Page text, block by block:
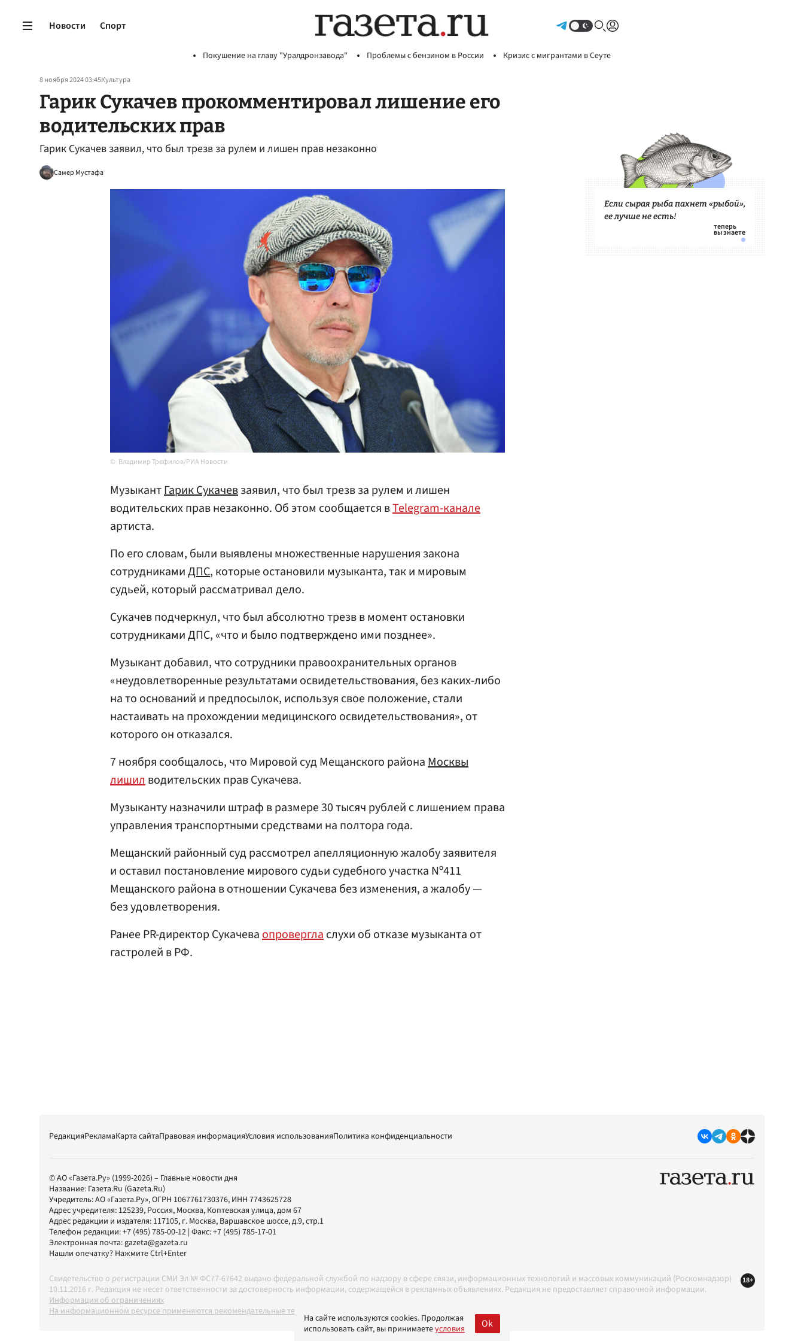
Новости Спорт
Покушение на главу "Уралдронзавода" Проблемы с бензином в России Кризис с мигрантами в Сеуте
8 ноября 2024 03:45Культура
Гарик Сукачев прокомментировал лишение его
водительских прав
Гарик Сукачев заявил, что был трезв за рулем и лишен прав незаконно
Самер Мустафа
Владимир Трефилов/РИА Новости
МузыкантГарик Сукачевзаявил, что был трезв за рулем и лишен
водительских прав незаконно. Об этом сообщается вTelegram-канале
артиста.
По его словам, были выявлены множественные нарушения закона
сотрудникамиДПС, которые остановили музыканта, так и мировым
судьей, который рассматривал дело.
Сукачев подчеркнул, что был абсолютно трезв в момент остановки
сотрудниками ДПС, «что и было подтверждено ими позднее».
Музыкант добавил, что сотрудники правоохранительных органов
«неудовлетворенные результатами освидетельствования, без каких-либо
на то оснований и предпосылок, используя свое положение, стали
настаивать на прохождении медицинского освидетельствования», от
которого он отказался.
7 ноября сообщалось, что Мировой суд Мещанского районаМосквы
лишилводительских прав Сукачева.
Музыканту назначили штраф в размере 30 тысяч рублей с лишением права
управления транспортными средствами на полтора года.
Мещанский районный суд рассмотрел апелляционную жалобу заявителя
и оставил постановление мирового судьи судебного участка Nº411
Мещанского района в отношении Сукачева без изменения, а жалобу —
без удовлетворения.
Ранее PR-директор Сукачеваопровергласлухи об отказе музыканта от
гастролей в РФ.
Если сырая рыба пахнет «рыбой»,
ее лучше не есть!
РедакцияРекламаКарта сайтаПравовая информацияУсловия использованияПолитика конфиденциальности
© АО «Газета.Ру» (1999-2026) – Главные новости дня
Название: Газета.Ru (Gazeta.Ru)
Учредитель:АО «Газета.Ру», ОГРН 1067761730376, ИНН 7743625728
Адрес учредителя: 125239, Россия, Москва, Коптевская улица, дом 67
Адрес редакции и издателя: 117105, г. Москва, Варшавское шоссе, д.9, стр.1
Телефон редакции:+7 (495) 785-00-12 | Факс:+7 (495) 785-17-01
Электронная почта:gazeta@gazeta.ru
Нашли опечатку? Нажмите Ctrl+Enter
Свидетельство о регистрации СМИ Эл № ФС77-67642 выдано федеральной службой по надзору в сфере связи, информационных технологий и массовых коммуникаций (Роскомнадзор)
10.11.2016 г. Редакция не несет ответственности за достоверность информации, содержащейся в рекламных объявлениях. Редакция не предоставляет справочной информации.
Информация об ограничениях
На информационном ресурсе применяются рекомендательные технологии в соответствии с Правилами
18+
На сайте используются cookies. Продолжая
использовать сайт, вы принимаетеусловия Ok